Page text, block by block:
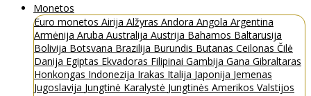
Monetos
Euro monetos Airija Alžyras Andora Angola Argentina
Armėnija Aruba Australija Austrija Bahamos Baltarusija
Bolivija Botsvana Brazilija Burundis Butanas Ceilonas Čilė
Danija Egiptas Ekvadoras Filipinai Gambija Gana Gibraltaras
Honkongas Indonezija Irakas Italija Japonija Jemenas
Jugoslavija Jungtinė Karalystė Jungtinės Amerikos Valstijos